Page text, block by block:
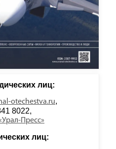
лиц:
otechestva.ru,
8022,
Пресс»
лиц: